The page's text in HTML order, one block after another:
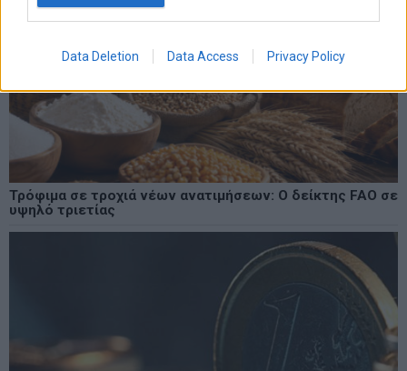
Data Deletion Data Access Privacy Policy
Τρόφιμα σε τροχιά νέων ανατιμήσεων: Ο δείκτης FAO σε
υψηλό τριετίας